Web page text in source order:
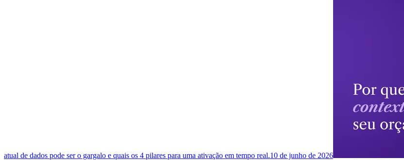
atual de dados pode ser o gargalo e quais os 4 pilares para uma ativação em tempo real.10 de junho de 2026